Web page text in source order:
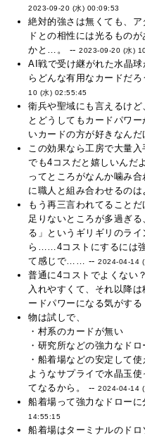
2023-09-20 (水) 00:09:53
絶対的強さは無くても、
ドとの相性には光るもの
かと…。 --2023-09-20 (水)
AI戦で受け継がれた水晶
らどんな有用なカードだ
10 (水) 02:55:45
衛兵や聖域にも言えるけ
とどうしてもカードパワ
いカードの方が好きなん
この効果なら工房で大量
でも4コスだと嬉しいんだ
ってところがなんか噛み
に職人と組み合わせるの
もう再三言われてること
足りないところが多過ぎ
る」というギリギリのラ
ら……4コストにするには
て感じで…… --2024-04-14
普通に4コストでよくない
入れやすくて、それ以降
ードパワーになる気がす
物は試しで、
・村系のカードが無い
・研究所などの強力なド
・船着場などの安定して
ようなサプライで水晶玉
てなるから。 --2024-04-14
船着場って強力なドロー
14:55:15
船着場はターミナルのド